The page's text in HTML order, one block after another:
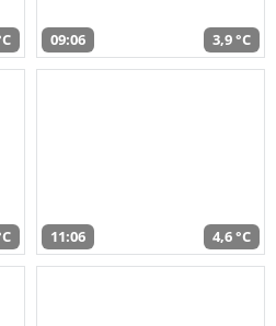
09:06 3,9 °C
11:06 4,6 °C